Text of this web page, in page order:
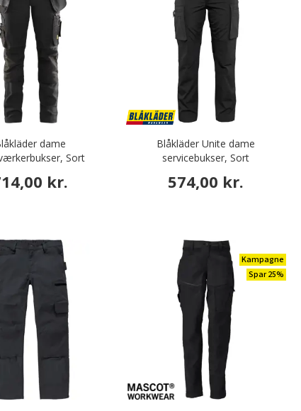
dame
Sort
kr.
Blåkläder Unite dame
servicebukser, Sort
574,00 kr.
Kampagne
Spar 25%